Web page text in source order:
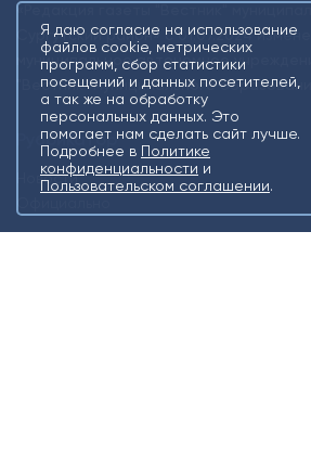
«Редакция газеты "Вестник"
Сургутский район» с 01.07.2024
муниципальное автономное
"Вестник" муниципального
Рубрикатор
Новости
Я даю согласие на использование
файлов cookie, метрических
программ, сбор статистики
посещений и данных посетителей,
а так же на обработку
персональных данных. Это
помогает нам сделать сайт лучше.
Подробнее в Политике
конфиденциальности и
Пользовательском соглашении.